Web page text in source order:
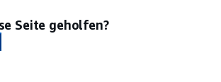
Seite geholfen?